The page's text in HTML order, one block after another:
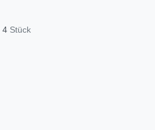
4 Stück